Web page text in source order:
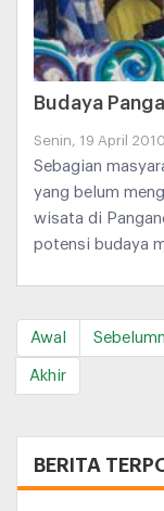
Budaya
Senin, 19 April
Sebagian
yang belum
wisata di
potensi budaya
Awal
Akhir
BERITA